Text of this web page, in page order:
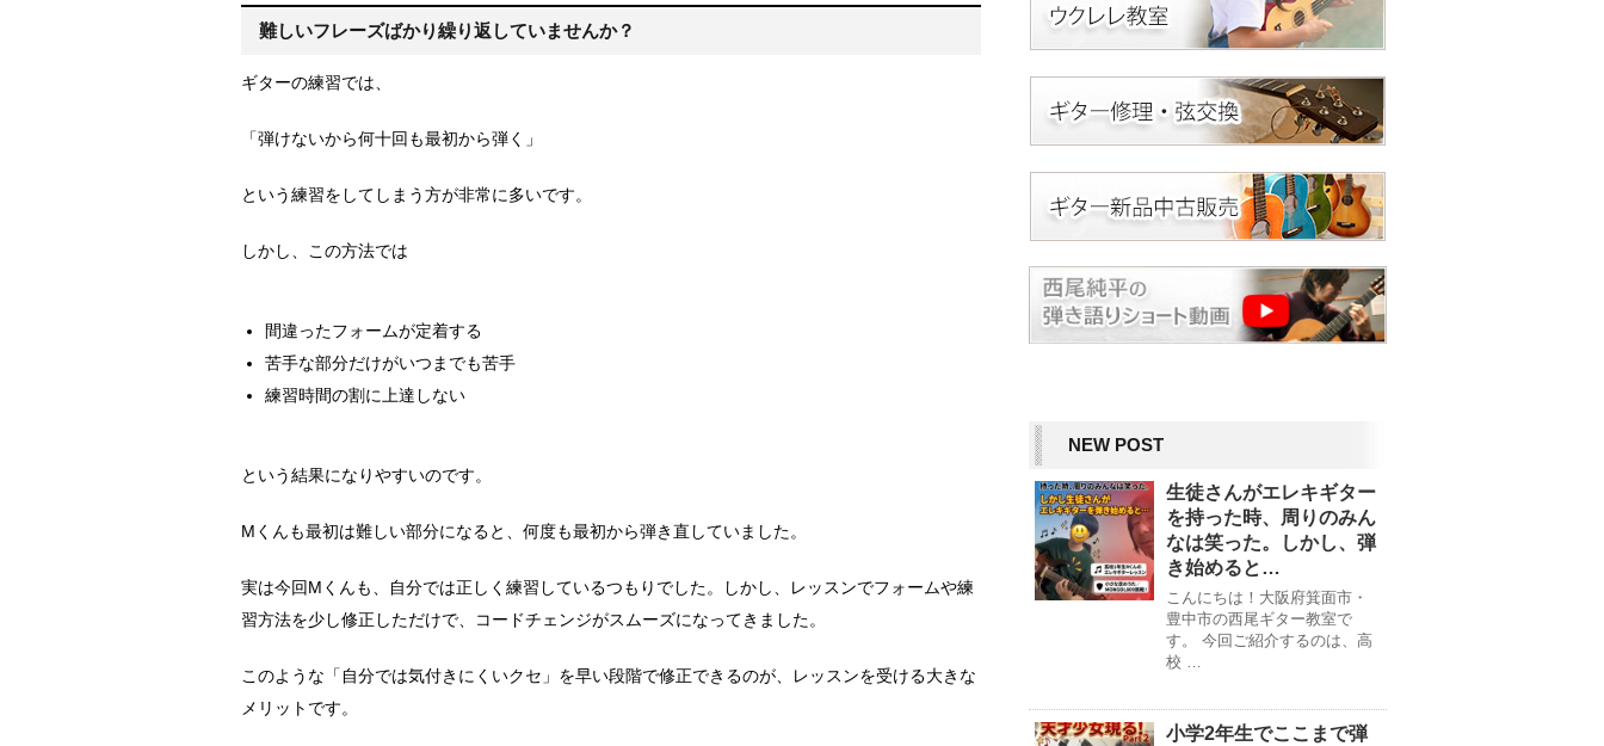
難しいフレーズばかり繰り返していませんか？
ギターの練習では、
「弾けないから何十回も最初から弾く」
という練習をしてしまう方が非常に多いです。
しかし、この方法では
間違ったフォームが定着する
苦手な部分だけがいつまでも苦手
練習時間の割に上達しない
という結果になりやすいのです。
Mくんも最初は難しい部分になると、何度も最初から弾き直していました。
実は今回Mくんも、自分では正しく練習しているつもりでした。しかし、レッスンでフォームや練
習方法を少し修正しただけで、コードチェンジがスムーズになってきました。
このような「自分では気付きにくいクセ」を早い段階で修正できるのが、レッスンを受ける大きな
メリットです。
NEW POST
生徒さんがエレキギター
を持った時、周りのみん
なは笑った。しかし、弾
き始めると…
こんにちは！大阪府箕面市・
豊中市の西尾ギター教室で
す。 今回ご紹介するのは、高
校 …
小学2年生でここまで弾